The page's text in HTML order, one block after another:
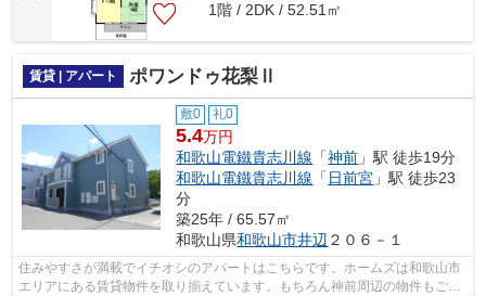
1階 / 2DK / 52.51㎡
賃貸 | アパート ポワンドゥ花梨Ⅱ
敷0 礼0
5.4万円
和歌山電鐵貴志川線 「神前 」駅 徒歩19分
和歌山電鐵貴志川線 「日前宮 」駅 徒歩23
分
築25年 / 65.57㎡
和歌山県和歌山市井辺 ２０６－１
住みやすさが満載でイチオシのアパートはこちらです。ホームズは和歌山市
エリアにある賃貸物件を取り揃えています。もちろん神前周辺の物件もござ